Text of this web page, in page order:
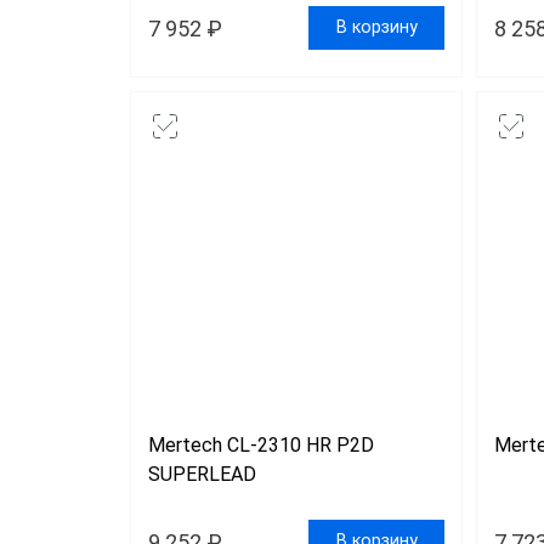
7 952 ₽ В корзину 8
Mertech CL-2310 HR P2D
SUPERLEAD